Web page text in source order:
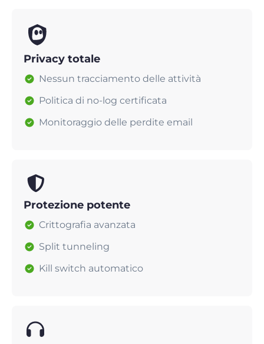
Privacy totale
Nessun tracciamento delle attività
Politica di no-log certificata
Monitoraggio delle perdite email
Protezione potente
Crittografia avanzata
Split tunneling
Kill switch automatico